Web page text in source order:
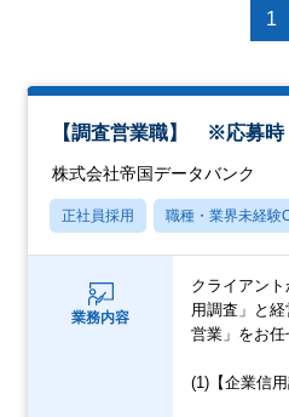
1
【調査営業職】 ※応募時
株式会社帝国データバンク
正社員採用 職種・業界未経験
業務内容
クライアン
用調査」と
営業」をお任
(1)【企業信用